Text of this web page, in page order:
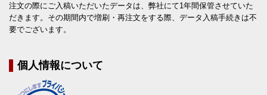
注文の際にご入稿いただいたデータは、弊社にて1年間保管させていた
だきます。その期間内で増刷・再注文をする際、データ入稿手続きは不
要でございます。
個人情報について